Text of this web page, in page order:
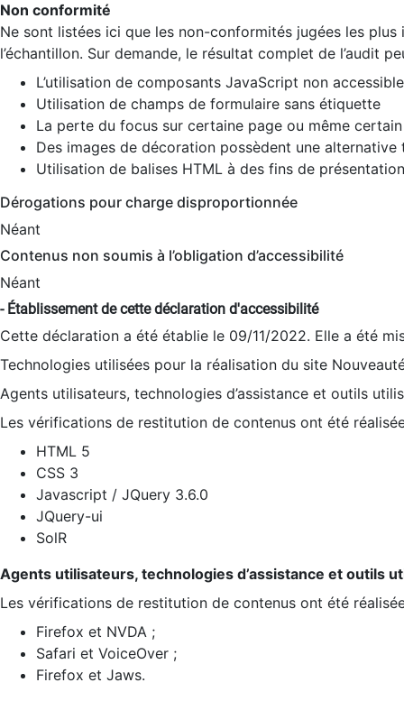
Non conformité
Ne sont listées ici que les non-conformités jugées les
l’échantillon. Sur demande, le résultat complet de l’audit
L’utilisation de composants JavaScript non
Utilisation de champs de formulaire sans étiquette
La perte du focus sur certaine page ou même
Des images de décoration possèdent une alternative
Utilisation de balises HTML à des fins de
Dérogations pour charge disproportionnée
Néant
Contenus non soumis à l’obligation d’accessibilité
Néant
- Établissement de cette déclaration d'accessibilité
Cette déclaration a été établie le 09/11/2022. Elle a été
Technologies utilisées pour la réalisation du site
Agents utilisateurs, technologies d’assistance et outils
Les vérifications de restitution de contenus ont été
HTML 5
CSS 3
Javascript / JQuery 3.6.0
JQuery-ui
SolR
Agents utilisateurs, technologies d’assistance et outils
Les vérifications de restitution de contenus ont été
Firefox et NVDA ;
Safari et VoiceOver ;
Firefox et Jaws.